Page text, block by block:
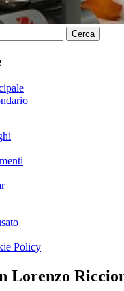
Policy
Lorenzo